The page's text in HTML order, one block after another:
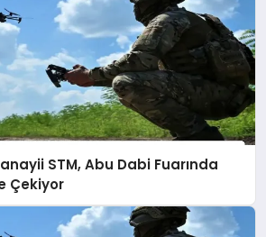
STM, Abu Dabi Fuarında
Çekiyor